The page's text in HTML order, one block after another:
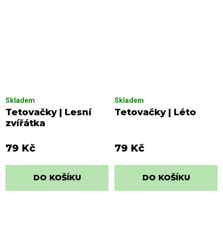
Tetovačky | Lesní
zvířátka
Skladem
79 Kč
DO KOŠÍKU
Tetovačky | Léto
Skladem
79 Kč
DO KOŠÍKU